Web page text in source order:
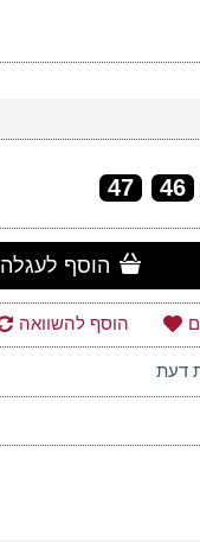
46
47
הוסף לעגלה
הוסף להשוואה
דעת